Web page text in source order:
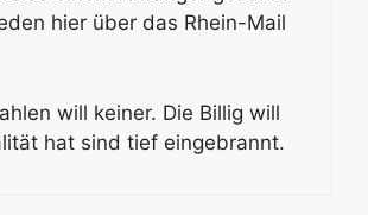
hier über das Rhein-Mail
will keiner. Die Billig will
hat sind tief eingebrannt.